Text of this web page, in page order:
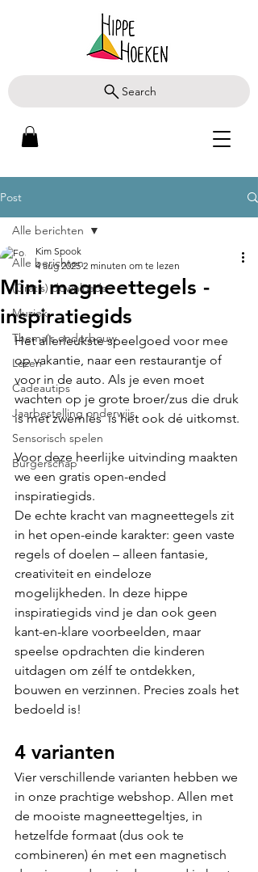
Search
Post
Alle berichten
(Gratis) downloads
Muziek
Thema's onderbouw
Lezen
Cadeautips
Jaarbestelling onderwijs
Sensorisch spelen
Burgerschap
Alle berichten
Mini magneettegels -
inspiratiegids
Kim Spook
4 aug 2025 2 minuten om te lezen
Het allerleukste speelgoed voor mee
op vakantie, naar een restaurantje of
voor in de auto. Als je even moet
wachten op je grote broer/zus die druk
is met zwemles  is het ook dé uitkomst.
Voor deze heerlijke uitvinding maakten
we een gratis open-ended
inspiratiegids.
De echte kracht van magneettegels zit
in het open-einde karakter: geen vaste
regels of doelen – alleen fantasie,
creativiteit en eindeloze
mogelijkheden. In deze hippe
inspiratiegids vind je dan ook geen
kant-en-klare voorbeelden, maar
speelse opdrachten die kinderen
uitdagen om zélf te ontdekken,
bouwen en verzinnen. Precies zoals het
bedoeld is!
4 varianten
Vier verschillende varianten hebben we
in onze prachtige webshop. Allen met
de mooiste magneettegeltjes, in
hetzelfde formaat (dus ook te
combineren) én met een magnetisch